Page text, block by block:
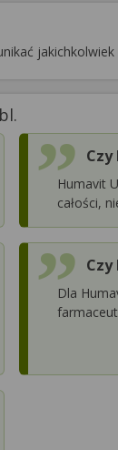
Humavit
całości,
Dla